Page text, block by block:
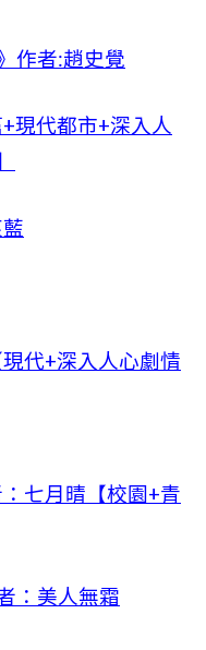
作者:趙史覺
現代都市+深入人
代+深入人心劇情
七月晴【校園+青
：美人無霜